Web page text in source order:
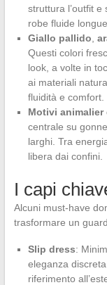
struttura l’outfit
robe fluide longue.
Giallo pallido
Questi colori
look, a volte in
ai materiali
fluidità e comfort.
Motivi animalier
centrale su
larghi. Tra
libera dai confini.
I capi
Alcuni must-have
trasformare un
Slip dress:
eleganza
riferimento